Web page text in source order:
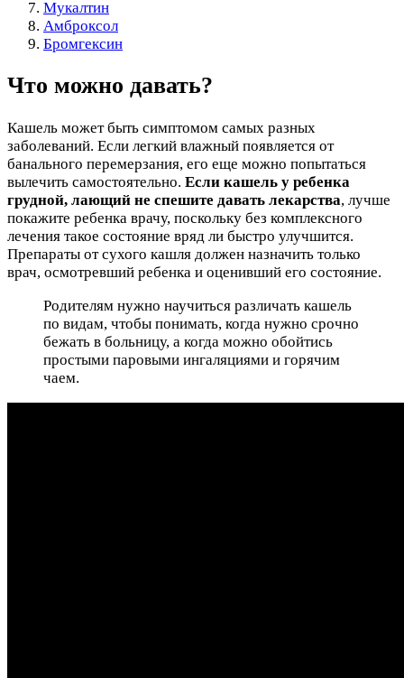
Мукалтин
Амброксол
Бромгексин
Что можно давать?
Кашель может быть симптомом самых разных
заболеваний. Если легкий влажный появляется от
банального перемерзания, его еще можно попытаться
вылечить самостоятельно. Если кашель у ребенка
грудной, лающий не спешите давать лекарства, лучше
покажите ребенка врачу, поскольку без комплексного
лечения такое состояние вряд ли быстро улучшится.
Препараты от сухого кашля должен назначить только
врач, осмотревший ребенка и оценивший его состояние.
Родителям нужно научиться различать кашель
по видам, чтобы понимать, когда нужно срочно
бежать в больницу, а когда можно обойтись
простыми паровыми ингаляциями и горячим
чаем.